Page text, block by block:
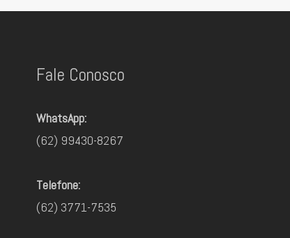
Fale Conosco
WhatsApp:
(62) 99430-8267
Telefone:
(62) 3771-7535